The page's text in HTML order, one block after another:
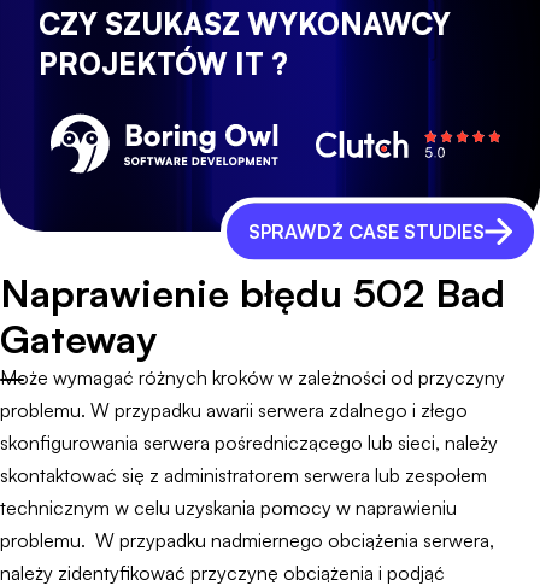
CZY SZUKASZ WYKONAWCY
PROJEKTÓW IT ?
SPRAWDŹ CASE STUDIES
Naprawienie błędu 502 Bad
Gateway
Może wymagać różnych kroków w zależności od przyczyny
problemu. W przypadku awarii serwera zdalnego i złego
skonfigurowania serwera pośredniczącego lub sieci, należy
skontaktować się z administratorem serwera lub zespołem
technicznym w celu uzyskania pomocy w naprawieniu
problemu. W przypadku nadmiernego obciążenia serwera,
należy zidentyfikować przyczynę obciążenia i podjąć